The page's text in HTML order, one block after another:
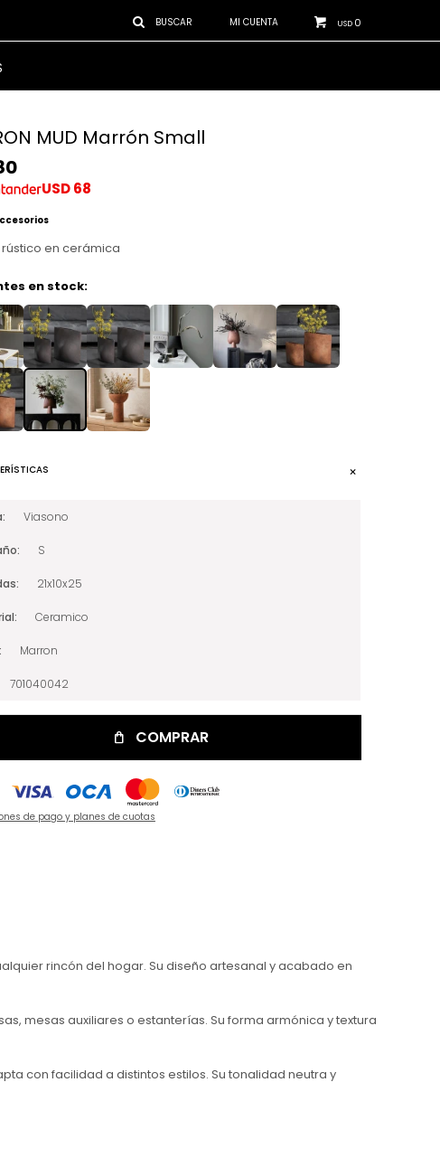
USD 0
MUD Marrón Small
USD68
en cerámica
en stock:
Viasono
S
21x10x25
Ceramico
Marron
701040042
COMPRAR
de pago y planes de cuotas
rincón del hogar. Su diseño artesanal y acabado en
mesas auxiliares o estanterías. Su forma armónica y textura
con facilidad a distintos estilos. Su tonalidad neutra y